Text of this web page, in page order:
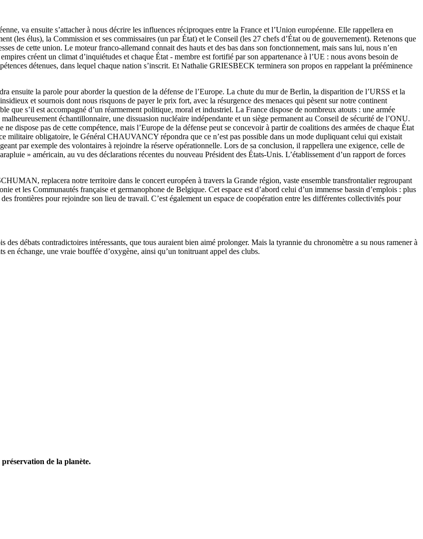
va ensuite s’attacher à nous décrire les influences réciproques entre la France et l’Union européenne. Elle rappellera en
(les élus), la Commission et ses commissaires (un par État) et le Conseil (les 27 chefs d’État ou de gouvernement). Retenons que
de cette union. Le moteur franco-allemand connait des hauts et des bas dans son fonctionnement, mais sans lui, nous n’en
créent un climat d’inquiétudes et chaque État - membre est fortifié par son appartenance à l’UE : nous avons besoin de
détenues, dans lequel chaque nation s’inscrit. Et Nathalie GRIESBECK terminera son propos en rappelant la prééminence
la parole pour aborder la question de la défense de l’Europe. La chute du mur de Berlin, la disparition de l’URSS et la
et sournois dont nous risquons de payer le prix fort, avec la résurgence des menaces qui pèsent sur notre continent
que s’il est accompagné d’un réarmement politique, moral et industriel. La France dispose de nombreux atouts : une armée
échantillonnaire, une dissuasion nucléaire indépendante et un siège permanent au Conseil de sécurité de l’ONU.
dispose pas de cette compétence, mais l’Europe de la défense peut se concevoir à partir de coalitions des armées de chaque État
militaire obligatoire, le Général CHAUVANCY répondra que ce n’est pas possible dans un mode dupliquant celui qui existait
par exemple des volontaires à rejoindre la réserve opérationnelle. Lors de sa conclusion, il rappellera une exigence, celle de
» américain, au vu des déclarations récentes du nouveau Président des États-Unis. L’établissement d’un rapport de forces
replacera notre territoire dans le concert européen à travers la Grande région, vaste ensemble transfrontalier regroupant
et les Communautés française et germanophone de Belgique. Cet espace est d’abord celui d’un immense bassin d’emplois : plus
frontières pour rejoindre son lieu de travail. C’est également un espace de coopération entre les différentes collectivités pour
débats contradictoires intéressants, que tous auraient bien aimé prolonger. Mais la tyrannie du chronomètre a su nous ramener à
en échange, une vraie bouffée d’oxygène, ainsi qu’un tonitruant appel des clubs.
de la planète.